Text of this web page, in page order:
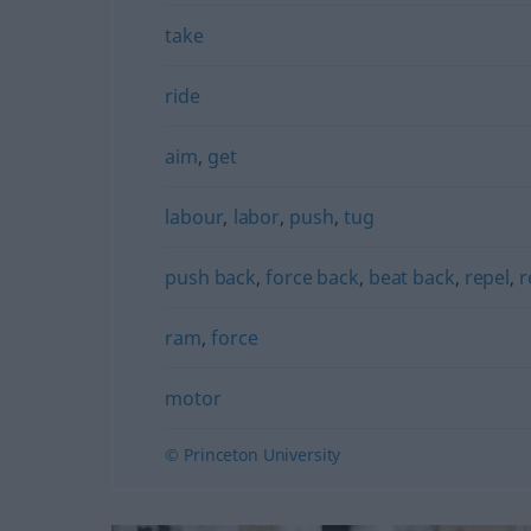
take
ride
aim, get
labour, labor, push, tug
push back,force back, beat back, repel,
ram,force
motor
© Princeton University